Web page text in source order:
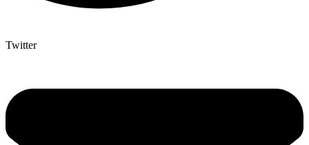
Twitter